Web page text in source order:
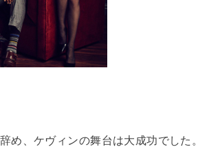
め、ケヴィンの舞台は大成功でした。